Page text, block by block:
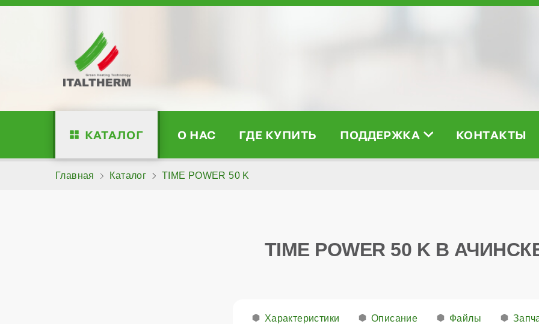
КАТАЛОГ О НАС ГДЕ КУПИТЬ ПОДДЕРЖКА КОНТАКТЫ
Главная Каталог TIME POWER 50 K
TIME POWER 50 K В
Характеристики Описание Файлы